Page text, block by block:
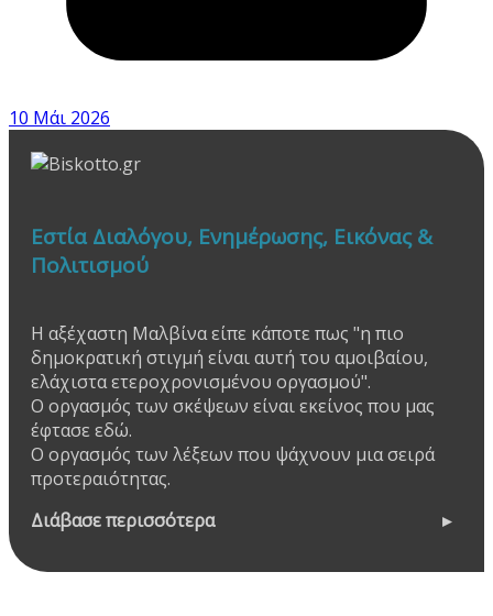
10 Μάι 2026
Εστία Διαλόγου, Ενημέρωσης, Εικόνας &
Πολιτισμού
Η αξέχαστη Μαλβίνα είπε κάποτε πως "η πιο
δημοκρατική στιγμή είναι αυτή του αμοιβαίου,
ελάχιστα ετεροχρονισμένου οργασμού".
Ο οργασμός των σκέψεων είναι εκείνος που μας
έφτασε εδώ.
Ο οργασμός των λέξεων που ψάχνουν μια σειρά
προτεραιότητας.
Διάβασε περισσότερα